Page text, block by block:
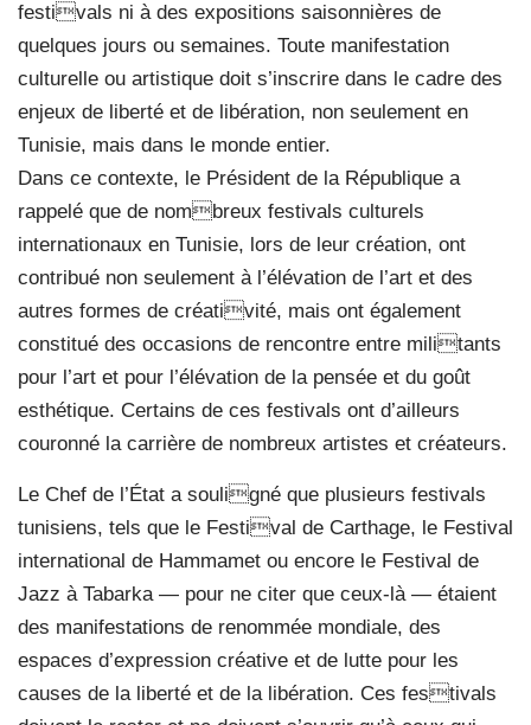
festivals ni à des expositions saisonnières de
quelques jours ou semaines. Toute manifestation
culturelle ou artistique doit s’inscrire dans le cadre des
enjeux de liberté et de libération, non seulement en
Tunisie, mais dans le monde entier.
Dans ce contexte, le Président de la République a
rappelé que de nombreux festivals culturels
internationaux en Tunisie, lors de leur création, ont
contribué non seulement à l’élévation de l’art et des
autres formes de créativité, mais ont également
constitué des occasions de rencontre entre militants
pour l’art et pour l’élévation de la pensée et du goût
esthétique. Certains de ces festivals ont d’ailleurs
couronné la carrière de nombreux artistes et créateurs.
Le Chef de l’État a souligné que plusieurs festivals
tunisiens, tels que le Festival de Carthage, le Festival
international de Hammamet ou encore le Festival de
Jazz à Tabarka — pour ne citer que ceux-là — étaient
des manifestations de renommée mondiale, des
espaces d’expression créative et de lutte pour les
causes de la liberté et de la libération. Ces festivals